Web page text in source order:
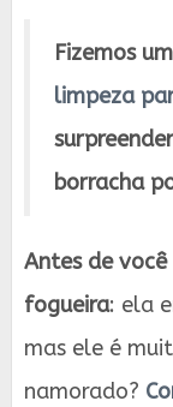
Fizemos
limpeza
borracha
Antes de você
fogueira: ela
mas ele é
namorado?